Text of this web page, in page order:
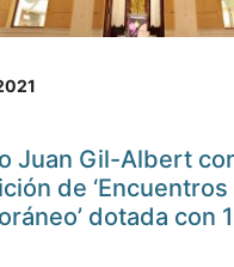
Juan Gil-Albert
de
dotada con